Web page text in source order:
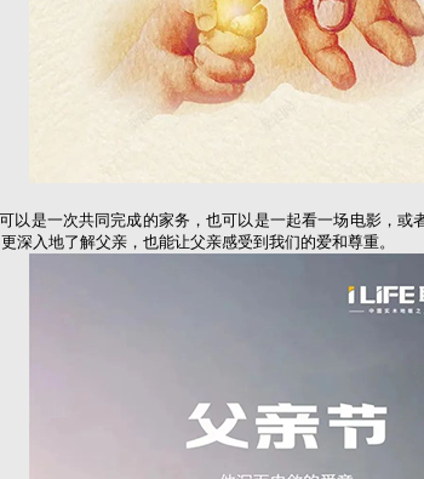
是一次共同完成的家务，也可以是一起看一场电影，或
深入地了解父亲，也能让父亲感受到我们的爱和尊重。